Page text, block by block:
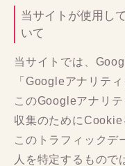
当サイトが使用し
いて
当サイトでは、
「Googleアナリテ
このGoogleアナリ
収集のためにCookie
このトラフィックデ
人を特定するもので